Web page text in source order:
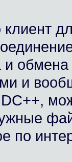
клиент
и
и
по